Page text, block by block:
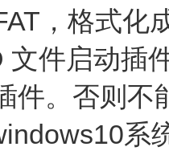
，格式化
文件启动插
件。否则不
系